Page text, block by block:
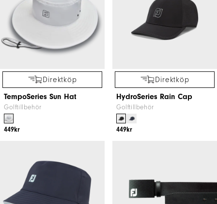
Direktköp
TempoSeries Sun Hat
Golftillbehör
449kr
Direktköp
HydroSeries Rain Cap
Golftillbehör
449kr